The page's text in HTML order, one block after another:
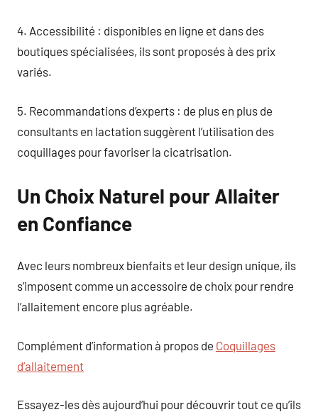
4. Accessibilité : disponibles en ligne et dans des
boutiques spécialisées, ils sont proposés à des prix
variés.
5. Recommandations d’experts : de plus en plus de
consultants en lactation suggèrent l’utilisation des
coquillages pour favoriser la cicatrisation.
Un Choix Naturel pour Allaiter
en Confiance
Avec leurs nombreux bienfaits et leur design unique, ils
s’imposent comme un accessoire de choix pour rendre
l’allaitement encore plus agréable.
Complément d’information à propos de Coquillages
d’allaitement
Essayez-les dès aujourd’hui pour découvrir tout ce qu’ils